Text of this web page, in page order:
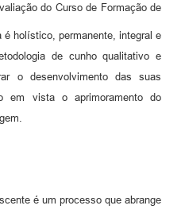
do Curso de Formação de
é holístico, permanente, integral e
de cunho qualitativo e
o desenvolvimento das suas
em vista o aprimoramento do
é um processo que abrange